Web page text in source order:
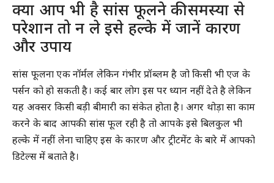
क्या आप भी है सांस फूलने की समस्या से
परेशान तो न ले इसे हल्के में जानें कारण
और उपाय
सांस फूलना एक नॉर्मल लेकिन गंभीर प्रॉब्लम है जो किसी भी एज के
पर्सन को हो सकती है। कई बार लोग इस पर ध्यान नहीं देते है लेकिन
यह अक्सर किसी बड़ी बीमारी का संकेत होता है। अगर थोड़ा सा काम
करने के बाद आपकी सांस फूल रही है तो आपके इसे बिलकुल भी
हल्के में नहीं लेना चाहिए इस के कारण और ट्रीटमेंट के बारे में आपको
डिटेल्स में बताते है।